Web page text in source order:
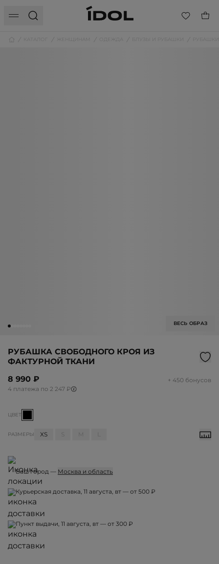
ВЕСЬ ОБРАЗ
РУБАШКА СВОБОДНОГО КРОЯ ИЗ
ФАКТУРНОЙ ТКАНИ
8 990 ₽
+ 450 бонусов
4 платежа по 2 247 ₽
ЦВЕТ
РАЗМЕРЫ XS M
Ваш город — Москва и область
Курьерская доставка, 11 августа, вт — от 500 ₽
Пункт выдачи, 11 августа, вт — от 300 ₽